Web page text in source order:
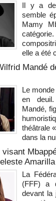
Il y a
semble
Mamy
elle a été
Mandé
Le
en
Mandé,
théâtrale
dans la
Amarilla
La
(FFF) a
devant la